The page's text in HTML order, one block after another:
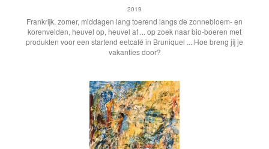
2019
Frankrijk, zomer, middagen lang toerend langs de zonnebloem- en
korenvelden, heuvel op, heuvel af ... op zoek naar bio-boeren met
produkten voor een startend eetcafé in Bruniquel ... Hoe breng jij je
vakanties door?